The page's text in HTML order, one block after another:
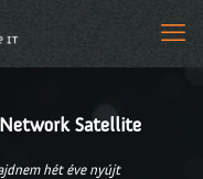
Satellite
hét éve nyújt